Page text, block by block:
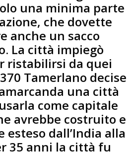
una minima parte
che dovette
anche un sacco
La città impiegò
ristabilirsi da quei
Tamerlano decise
una città
come capitale
avrebbe costruito e
esteso dall’India alla
35 anni la città fu